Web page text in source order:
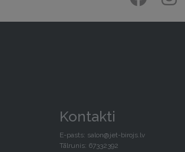
Kontakti
E-pasts: salon@jet-birojs.lv
Tālrunis: 67332392